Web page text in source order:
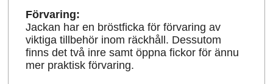
Förvaring:
Jackan har en bröstficka för förvaring av
viktiga tillbehör inom räckhåll. Dessutom
finns det två inre samt öppna fickor för ännu
mer praktisk förvaring.